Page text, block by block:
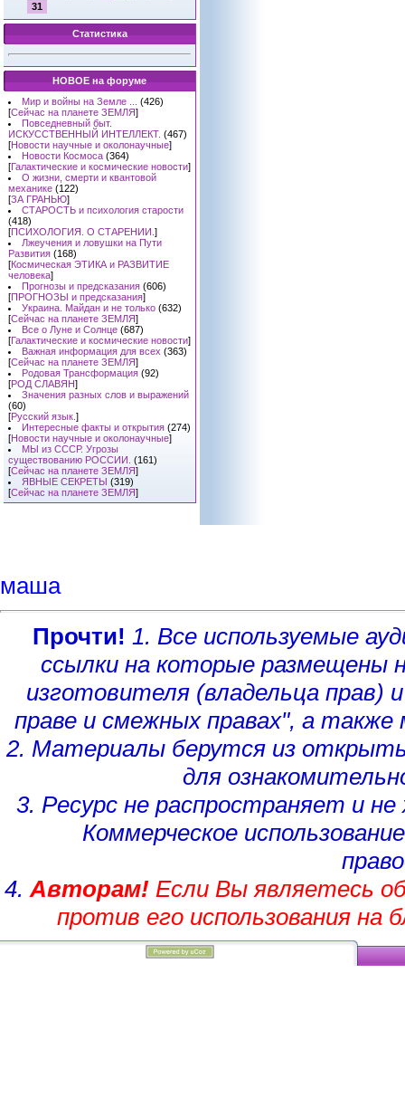
31
Статистика
НОВОЕ на форуме
Мир и войны на Земле ...
(426)
[Сейчас на планете ЗЕМЛЯ]
Повседневный быт.
ИСКУССТВЕННЫЙ ИНТЕЛЛЕКТ. (467)
[Новости научные и околонаучные]
Новости Космоса (364)
[Галактические и космические новости]
О жизни, смерти и квантовой
механике (122)
[ЗА ГРАНЬЮ]
СТАРОСТЬ и психология старости
(418)
[ПСИХОЛОГИЯ. О СТАРЕНИИ. ]
Лжеучения и ловушки на Пути
Развития (168)
[Космическая ЭТИКА и РАЗВИТИЕ
человека]
Прогнозы и предсказания (606)
[ПРОГНОЗЫ и предсказания]
Украина. Майдан и не только (632)
[Сейчас на планете ЗЕМЛЯ]
Все о Луне и Солнце (687)
[Галактические и космические новости]
Важная информация для всех (363)
[Сейчас на планете ЗЕМЛЯ]
Родовая Трансформация (92)
[РОД СЛАВЯН]
Значения разных слов и выражений
(60)
[Русский язык. ]
Интересные факты и открытия (274)
[Новости научные и околонаучные]
МЫ из СССР. Угрозы
существованию РОССИИ. (161)
[Сейчас на планете ЗЕМЛЯ]
ЯВНЫЕ СЕКРЕТЫ (319)
[Сейчас на планете ЗЕМЛЯ]
маша
Прочти! 1. Все используемые
ссылки на которые размещены
изготовителя (владельца прав)
праве и смежных правах", а
2. Материалы берутся из
для
3. Ресурс не распространяет и
Коммерческое
4. Авторам!Если Вы являетесь
против его использования на